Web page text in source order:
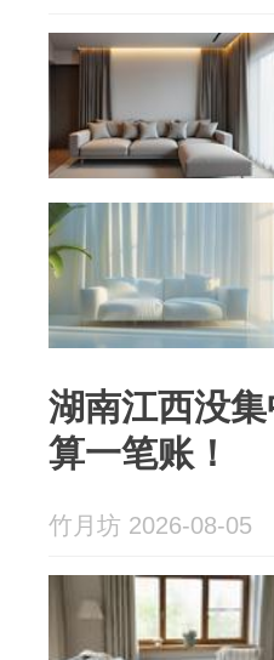
湖南江西没
算一笔账！
竹月坊 2026-08-05